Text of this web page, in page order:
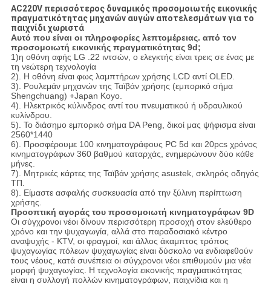
AC220V περισσότερος δυναμικός προσομοιωτής εικονικής
πραγματικότητας μηχανών αυγών αποτελεσμάτων για το
παιχνίδι χωριστά
Αυτό που είναι οι πληροφορίες λεπτομέρειας. από τον
προσομοιωτή εικονικής πραγματικότητας 9d;
1)η οθόνη αφής LG .22 ιντσών, ο ελεγκτής είναι τρεις σε ένας με
τη νεώτερη τεχνολογία
2). Η οθόνη είναι φως λαμπτήρων χρήσης LCD αντί OLED.
3). Ρουλεμάν μηχανών της Ταϊβάν χρήσης (εμπορικό σήμα
Shengchuang) +Japan Koyo.
4). Ηλεκτρικός κύλινδρος αντί του πνευματικού ή υδραυλικού
κυλίνδρου.
5). Το διάσημο εμπορικό σήμα DA Peng, δικοί μας ψήφισμα είναι
2560*1440
6). Προσφέρουμε 100 κινηματογράφους PC 5d και 20pcs χρόνος
κινηματογράφων 360 βαθμού καταρχάς, ενημερώνουν δύο κάθε
μήνες.
7). Μητρικές κάρτες της Ταϊβάν χρήσης asustek, σκληρός οδηγός
ΤΠ.
8). Είμαστε ασφαλής συσκευασία από την ξύλινη περίπτωση
χρήσης.
Προοπτική αγοράς του προσομοιωτή κινηματογράφων 9D
Οι σύγχρονοι νέοι δίνουν περισσότερη προσοχή στον ελεύθερο
χρόνο και την ψυχαγωγία, αλλά στο παραδοσιακό κέντρο
αναψυχής - KTV, οι φραγμοί, και άλλος άκαμπτος τρόπος
ψυχαγωγίας πόλεων ψυχαγωγίας είναι δύσκολο να ενδιαφεθούν
τους νέους, κατά συνέπεια οι σύγχρονοι νέοι επιθυμούν μια νέα
μορφή ψυχαγωγίας. Η τεχνολογία εικονικής πραγματικότητας
είναι η συλλογή πολλών κινηματογράφων, παιχνίδια και η